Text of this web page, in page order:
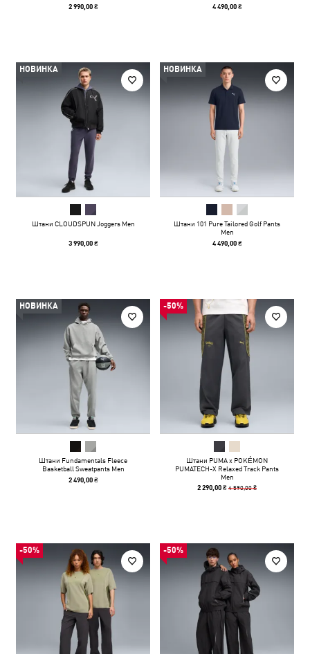
2 990,00 ₴ 4 490,00 ₴
НОВИНКА
Штани CLOUDSPUN Joggers Men
3 990,00 ₴
НОВИНКА
Штани 101 Pure Tailored Golf Pants
Men
4 490,00 ₴
НОВИНКА
Штани Fundamentals Fleece
Basketball Sweatpants Men
2 490,00 ₴
-50%
Штани PUMA x POKÉMON
PUMATECH-X Relaxed Track Pants
Men
2 290,00 ₴4 590,00 ₴
-50% -50%